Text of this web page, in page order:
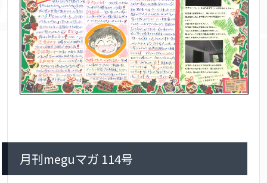
月刊meguマガ 114号